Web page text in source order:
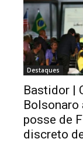
Destaques
Bastidor |
Bolsonaro
posse de
discreto